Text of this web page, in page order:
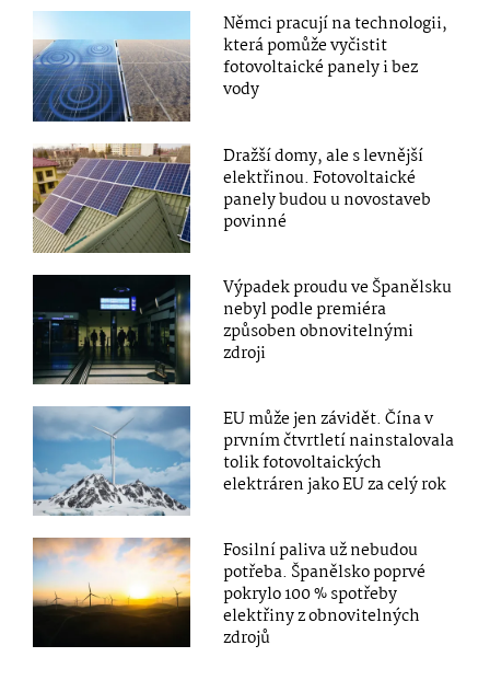
Němci pracují na technologii,
která pomůže vyčistit
fotovoltaické panely i bez
vody
Dražší domy, ale s levnější
elektřinou. Fotovoltaické
panely budou u novostaveb
povinné
Výpadek proudu ve Španělsku
nebyl podle premiéra
způsoben obnovitelnými
zdroji
EU může jen závidět. Čína v
prvním čtvrtletí nainstalovala
tolik fotovoltaických
elektráren jako EU za celý rok
Fosilní paliva už nebudou
potřeba. Španělsko poprvé
pokrylo 100 % spotřeby
elektřiny z obnovitelných
zdrojů